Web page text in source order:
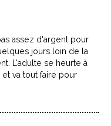
assez d’argent pour
jours loin de la
L’adulte se heurte à
va tout faire pour